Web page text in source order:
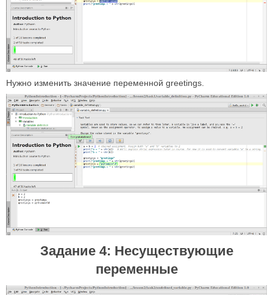
Нужно изменить значение переменной greetings.
Задание 4: Несуществующие
переменные